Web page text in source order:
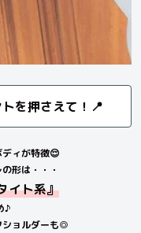
を押さえて！📍
ィが特徴😌
形は・・・
イト系』
♪
ショルダーも◎